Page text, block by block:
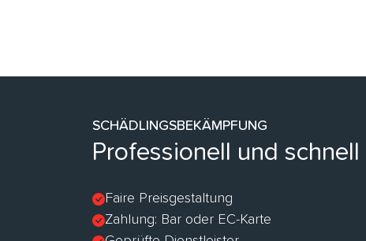
SCHÄDLINGSBEKÄMPFUNG
Professionell und
Faire Preisgestaltung
Zahlung: Bar oder EC-Karte